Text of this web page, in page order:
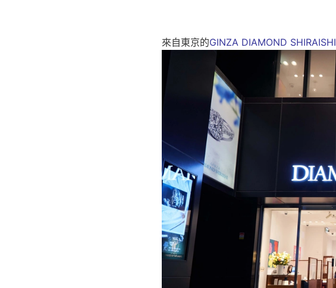
來自東京的GINZA DIAMOND SHIRAISHI